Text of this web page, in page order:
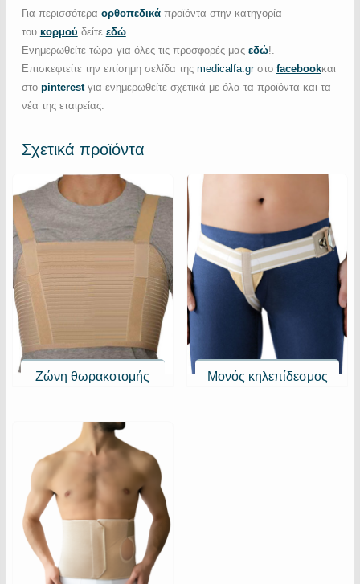
Για περισσότερα ορθοπεδικάπροϊόντα στην κατηγορία
του κορμού δείτε εδώ.
Ενημερωθείτε τώρα για όλες τις προσφορές μας εδώ!.
Επισκεφτείτε την επίσημη σελίδα της medicalfa.grστο facebookκαι
στο pinterest για ενημερωθείτε σχετικά με όλα τα προϊόντα και τα
νέα της εταιρείας.
Σχετικά προϊόντα
Ζώνη θωρακοτομής Μονός κηλεπίδεσμος